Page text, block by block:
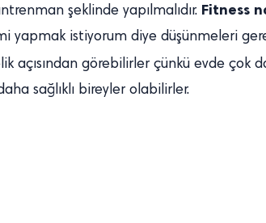
şeklinde yapılmalıdır. Fitness
yapmak istiyorum diye düşünmeleri
açısından görebilirler çünkü evde
sağlıklı bireyler olabilirler.